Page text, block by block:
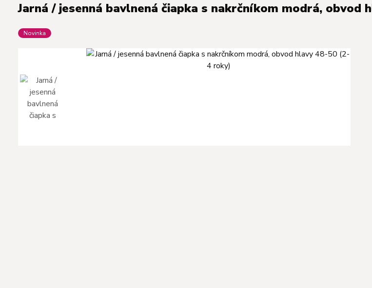
Jarná / jesenná bavlnená čiapka s nakrčníkom modrá, obvod
Novinka